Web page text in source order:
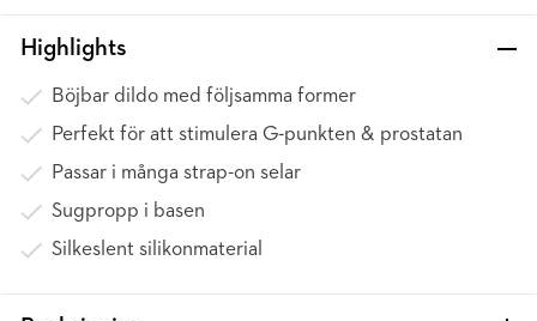
Highlights
Böjbar dildo med följsamma former
Perfekt för att stimulera G-punkten & prostatan
Passar i många strap-on selar
Sugpropp i basen
Silkeslent silikonmaterial